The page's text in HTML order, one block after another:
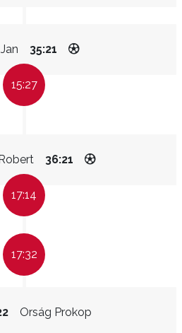
35:21
15:27
36:21
17:14
17:32
Orság Prokop